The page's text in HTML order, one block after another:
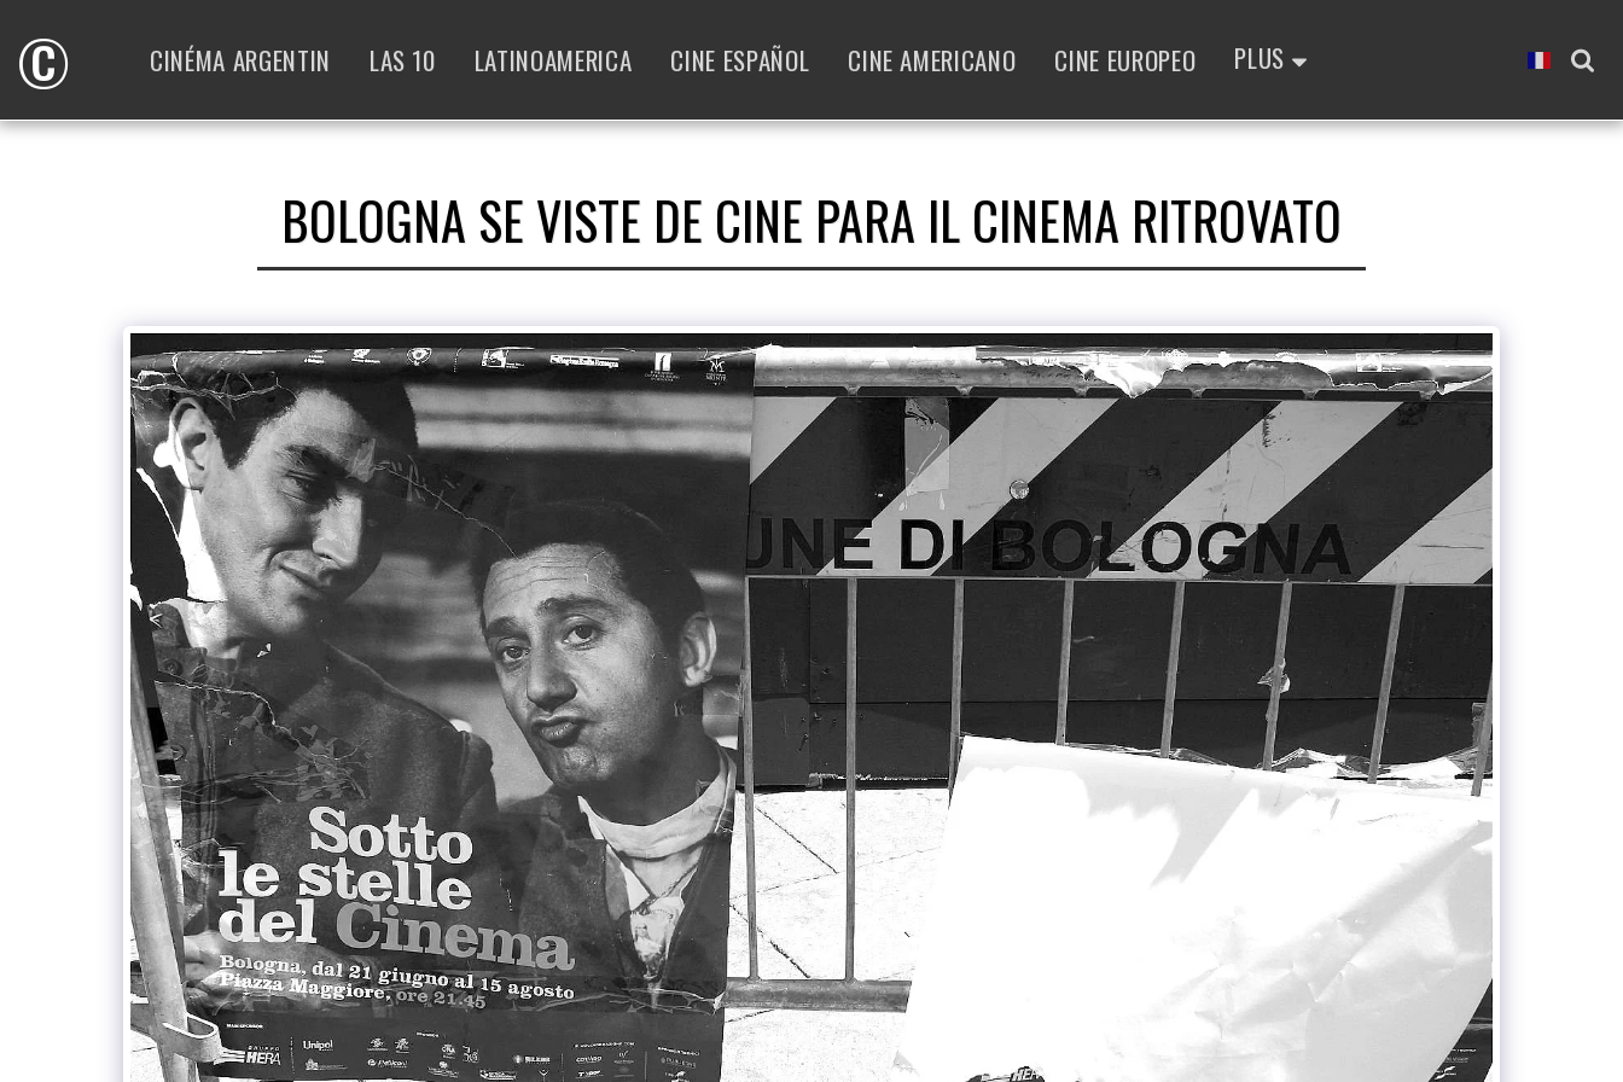
© CINÉMA ARGENTIN LAS 10 LATINOAMERICA CINE ESPAÑOL CINE AMERICANO CINE EUROPEO PLUS
BOLOGNA SE VISTE DE CINE PARA IL CINEMA RITROVATO